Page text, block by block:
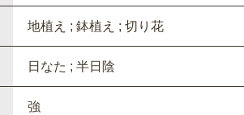
地植え ; 鉢植え ; 切り花
日なた ; 半日陰
強